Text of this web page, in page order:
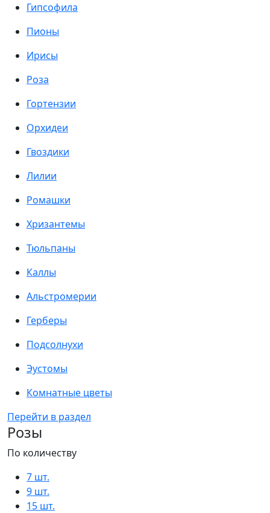
Гипсофила
Пионы
Ирисы
Роза
Гортензии
Орхидеи
Гвоздики
Лилии
Ромашки
Хризантемы
Тюльпаны
Каллы
Альстромерии
Герберы
Подсолнухи
Эустомы
Комнатные цветы
Перейти в раздел
Розы
По количеству
7 шт.
9 шт.
15 шт.